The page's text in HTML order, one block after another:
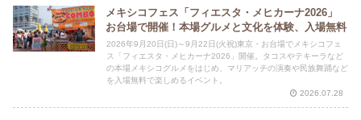
メキシコフェス「フィエスタ・メヒカーナ2026」
お台場で開催！本場グルメと文化を体験、入場無料
2026年9月20日(日)～9月22日(火祝)東京・お台場でメキシコフェ
ス「フィエスタ・メヒカーナ2026」開催。タコスやテキーラなど
の本場メキシコグルメをはじめ、マリアッチの演奏や民族舞踊など
を入場無料で楽しめるイベント。
2026.07.28